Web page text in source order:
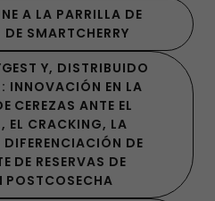
A LA PARRILLA DE
DE SMARTCHERRY
Y, DISTRIBUIDO
INNOVACIÓN EN LA
CEREZAS ANTE EL
EL CRACKING, LA
DE
DE RESERVAS DE
POSTCOSECHA